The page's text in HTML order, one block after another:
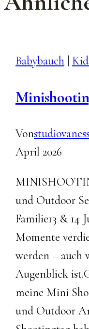
Babybauch
Von
April 2026
und Outdoor
Familie13 & 14
Momente
werden – auch
Augenblick
meine Mini
und Outdoor